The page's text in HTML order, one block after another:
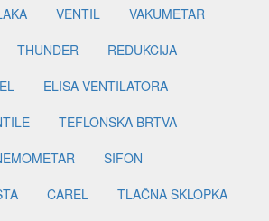
VENTIL
VAKUMETAR
THUNDER
REDUKCIJA
ELISA VENTILATORA
TEFLONSKA BRTVA
SIFON
CAREL
TLAČNA SKLOPKA